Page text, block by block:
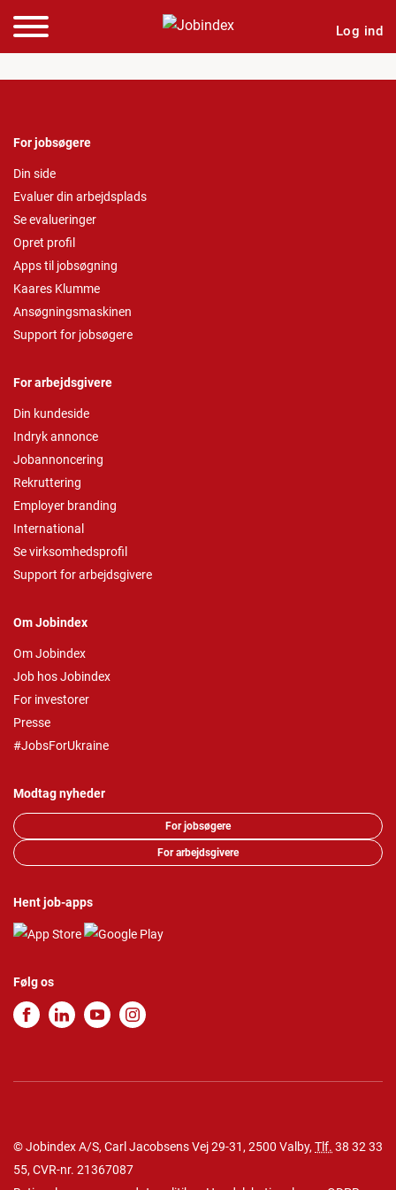
Log ind
For jobsøgere
Din side
Evaluer din arbejdsplads
Se evalueringer
Opret profil
Apps til jobsøgning
Kaares Klumme
Ansøgningsmaskinen
Support for jobsøgere
For arbejdsgivere
Din kundeside
Indryk annonce
Jobannoncering
Rekruttering
Employer branding
International
Se virksomhedsprofil
Support for arbejdsgivere
Om Jobindex
Om Jobindex
Job hos Jobindex
For investorer
Presse
#JobsForUkraine
Modtag nyheder
For jobsøgere
For arbejdsgivere
Hent job-apps
Følg os
© Jobindex A/S, Carl Jacobsens Vej 29-31, 2500 Valby, Tlf. 38 32 33
55, CVR-nr. 21367087